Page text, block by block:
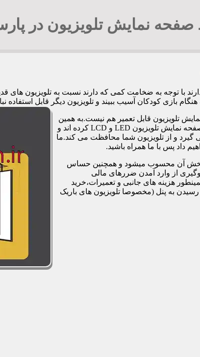
نمایش تلویزیون در
با توجه به ضخامت کمی که دارند نسبت به تلویزیون
آسیب ببیند و تلویزیون دیگر قابل استفاده نباشد. 09194294548 آقای
تلویزیون قابل تعمیر هم نیست.به همین
دلیل برخی شرکت ها و کارگاه ها اقدام به طراحی و تولید صفحات محافظ صفحه نمایش تلویزیون LED و LCD کرده اند و
و از تلویزیون شما محافظت می کند.ما
داد پس با ما همراه باشید.
بخش آن محسوب میشود و همچنین حساس
از وارد آمدن ضررهای مالی
هزینه های جانبی و تعمیرات،خرید
به پنل (مخصوصا تلویزیون های باریک